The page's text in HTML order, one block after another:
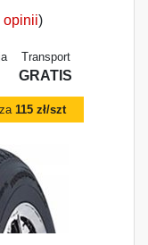
opinii)
Transport
GRATIS
115 zł/szt